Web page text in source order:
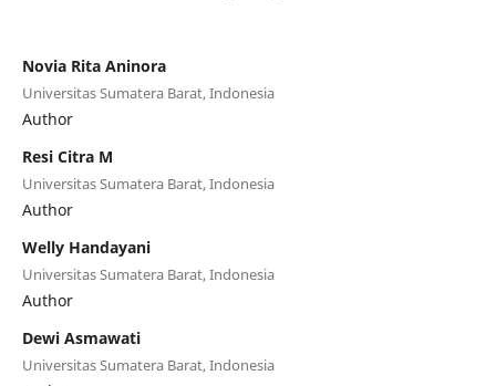
Novia Rita Aninora
Universitas Sumatera Barat, Indonesia
Author
Resi Citra M
Universitas Sumatera Barat, Indonesia
Author
Welly Handayani
Universitas Sumatera Barat, Indonesia
Author
Dewi Asmawati
Universitas Sumatera Barat, Indonesia